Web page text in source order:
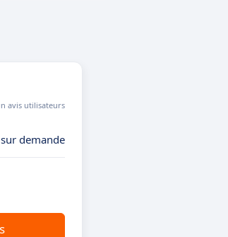
avis utilisateurs
demande